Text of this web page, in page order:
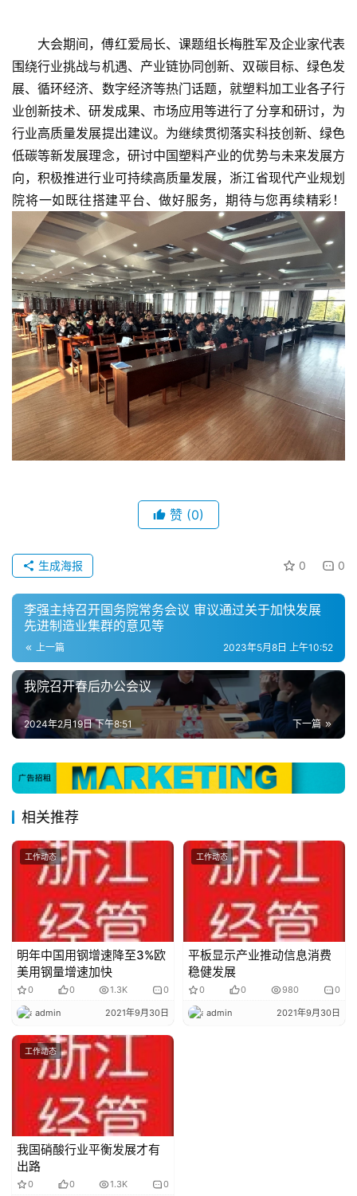
学
习
工
作
动
态
业
政
策
国
家
十
四
五
专
家
员
投
稿
关
于
我
们
私
政
登录 注册
大会期间，傅红爱局长、课题组长梅胜军及企业家代表
围绕行业挑战与机遇、产业链协同创新、双碳目标、绿色发
展、循环经济、数字经济等热门话题，就塑料加工业各子行
业创新技术、研发成果、市场应用等进行了分享和研讨，为
行业高质量发展提出建议。为继续贯彻落实科技创新、绿色
低碳等新发展理念，研讨中国塑料产业的优势与未来发展方
向，积极推进行业可持续高质量发展，浙江省现代产业规划
院将一如既往搭建平台、做好服务，期待与您再续精彩！
赞 (0)
0 0
生成海报
李强主持召开国务院常务会议 审议通过关于加快发展
先进制造业集群的意见等
上一篇 2023年5月8日 上午10:52
我院召开春后办公会议
下一篇
2024年2月19日 下午8:51
相关推荐
工作动态
明年中国用钢增速降至3%欧
美用钢量增速加快
0 0 1.3K 0
admin 2021年9月30日
工作动态
平板显示产业推动信息消费
稳健发展
0 0 980 0
admin 2021年9月30日
工作动态
我国硝酸行业平衡发展才有
出路
0 0 1.3K 0